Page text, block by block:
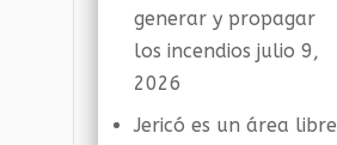
generar y propagar
los incendios julio 9,
2026
Jericó es un área libre